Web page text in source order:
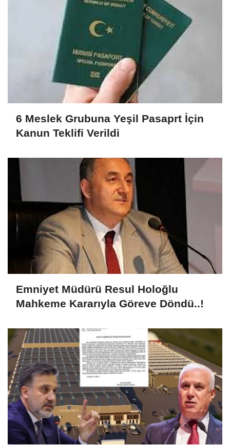
6 Meslek Grubuna Yeşil Pasaprt İçin
Kanun Teklifi Verildi
Emniyet Müdürü Resul Holoğlu
Mahkeme Kararıyla Göreve Döndü..!